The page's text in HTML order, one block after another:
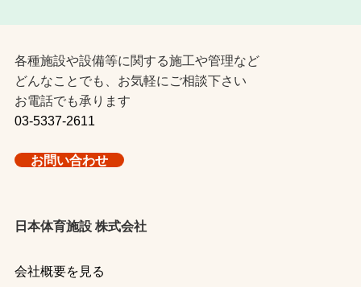
各種施設や設備等に関する施工や管理など
どんなことでも、お気軽にご相談下さい
お電話でも承ります
03-5337-2611
お問い合わせ
日本体育施設 株式会社
会社概要を見る